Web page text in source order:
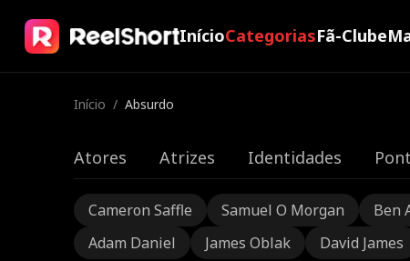
InícioCategoriasFã-Clube
Início / Absurdo
Atores Atrizes Identidades
Cameron Saffle Samuel O Morgan Ben
Adam Daniel
James Oblak David James